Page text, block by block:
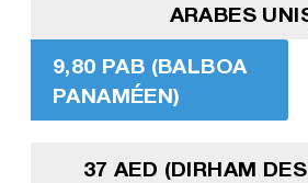
ARABES
9,80 PAB (BALBOA
PANAMÉEN)
37 AED (DIRHAM